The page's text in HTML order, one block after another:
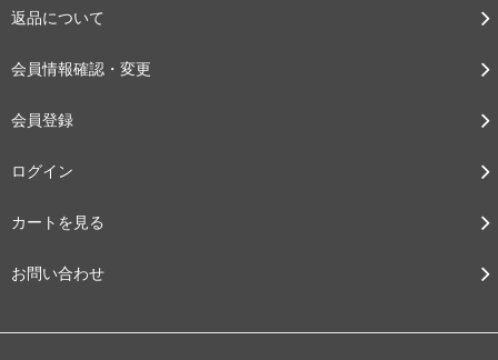
返品について
会員情報確認・変更
会員登録
ログイン
カートを見る
お問い合わせ